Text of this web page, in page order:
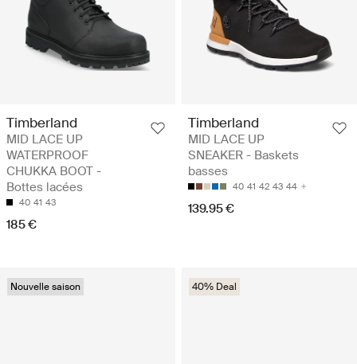
Timberland
MID LACE UP
WATERPROOF
CHUKKA BOOT -
Bottes lacées
40 41 43
185 €
Timberland
MID LACE UP
SNEAKER - Baskets
basses
40 41 42 43 44
139.95 €
Nouvelle saison 40% Deal